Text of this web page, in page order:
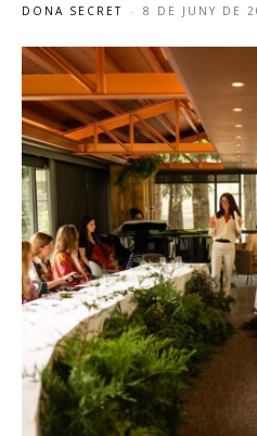
DONA SECRET - 8 DE JUNY DE